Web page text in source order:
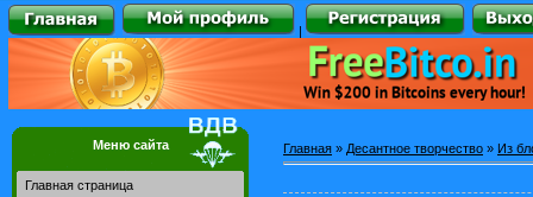
|
Меню сайта
Главная страница
Главная » Десантное творчество » Из